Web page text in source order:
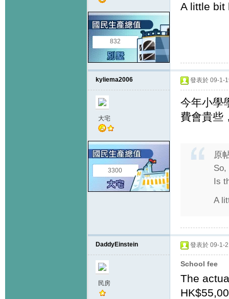
832
A little bit
kyliema2006
大宅
3300
發表於 09-1-
今年小學
費會貴些
原
So,
Is
A
DaddyEinstein
民房
發表於 09-1-
School fee
The